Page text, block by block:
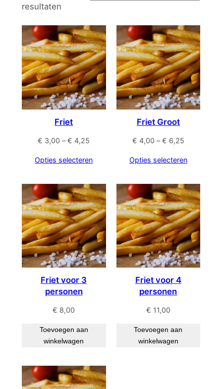
resultaten
Friet
€ 3,00 – € 4,25
tot
Opties selecteren
Friet Groot
€ 4,00 – € 6,25Prijsklasse:
tot
Opties selecteren
Friet voor 3
personen
€ 8,00
Toevoegen aan
winkelwagen
Friet voor 4
personen
€ 11,00
Toevoegen aan
winkelwagen